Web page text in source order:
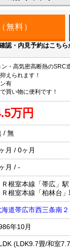
認・内見予約はこちら
・高気密高断熱のSRC
えられます！
有
買い物に便利です！
万円
/ 無
月 / 0ヶ月
月 / -
Ｒ根室本線「帯広」
Ｒ根室本線「柏林台
海道帯広市西三条南２
年10月
(LDK9.7畳/和室